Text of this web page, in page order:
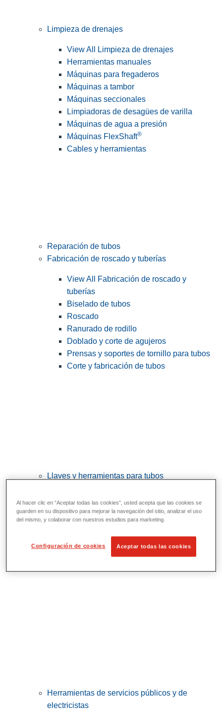
Limpieza de drenajes
View All Limpieza de drenajes
Herramientas manuales
Máquinas para fregaderos
Máquinas a tambor
Máquinas seccionales
Limpiadoras de desagües de varilla
Máquinas de agua a presión
Máquinas FlexShaft®
Cables y herramientas
Reparación de tubos
Fabricación de roscado y tuberías
View All Fabricación de roscado y
tuberías
Biselado de tubos
Roscado
Ranurado de rodillo
Doblado y corte de agujeros
Prensas y soportes de tornillo para tubos
Corte y fabricación de tubos
Llaves y herramientas para tubos
Llaves
Curvado y conformado
Corte y preparación de tubos
Herramientas de servicios públicos y de
electricistas
Al hacer clic en “Aceptar todas las cookies”, usted acepta que las cookies se
guarden en su dispositivo para mejorar la navegación del sitio, analizar el uso
del mismo, y colaborar con nuestros estudios para marketing.
Configuración de cookies Aceptar todas las cookies